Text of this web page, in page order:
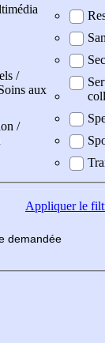
/
aux
/
Appliquerle
demandée